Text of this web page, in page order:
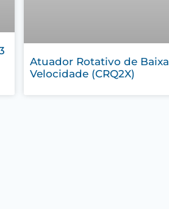
Atuador Rotativo de Baixa
Velocidade (CRQ2X)